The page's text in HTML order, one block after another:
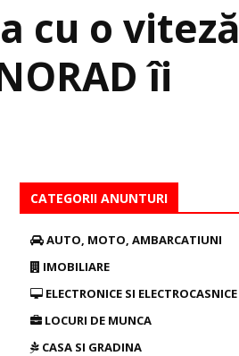
cu o viteză
îi
CATEGORII ANUNTURI
AUTO, MOTO, AMBARCATIUNI
IMOBILIARE
ELECTRONICE SI ELECTROCASNICE
LOCURI DE MUNCA
CASA SI GRADINA